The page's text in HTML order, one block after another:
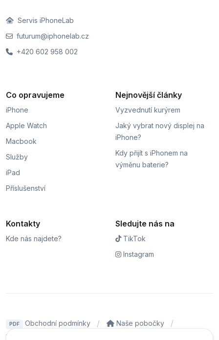
Servis iPhoneLab
futurum@iphonelab.cz
+420 602 958 002
Co opravujeme
iPhone
Apple Watch
Macbook
Služby
iPad
Příslušenství
Nejnovější články
Vyzvednutí kurýrem
Jaký vybrat nový displej na
iPhone?
Kdy přijít s iPhonem na
výměnu baterie?
Kontakty
Kde nás najdete?
Sledujte nás na
TikTok
Instagram
PDF Obchodní podmínky
Naše pobočky